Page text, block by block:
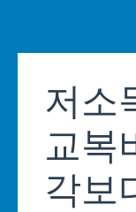
content저소
교복
각보